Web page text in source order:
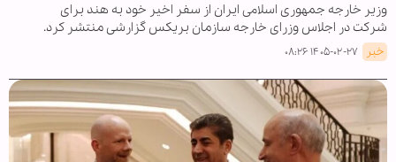
وزیر خارجه جمهوری اسلامی ایران از سفر اخیر خود به هند برای
شرکت در اجلاس وزرای خارجه سازمان بریکس گزارشی منتشر کرد.
خبر ۱۴۰۵-۰۲-۲۷ ۰۸:۲۶